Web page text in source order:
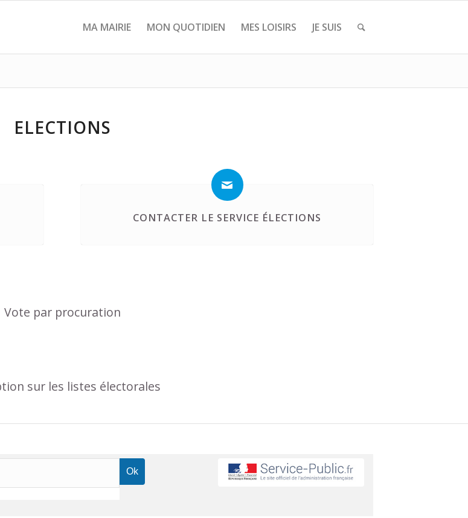
MA MAIRIE MON QUOTIDIEN MES LOISIRS JE SUIS
ELECTIONS
CONTACTER LE SERVICE ÉLECTIONS
Vote par procuration
sur les listes électorales